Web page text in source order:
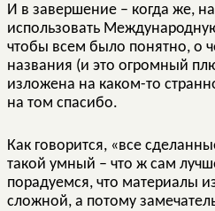
И в завершение – когда же,
использовать
чтобы всем было понятно, о
названия (и это огромный
изложена на каком-то
на том спасибо.
Как говорится, «все
такой умный – что ж сам
порадуемся, что материалы
сложной, а потому